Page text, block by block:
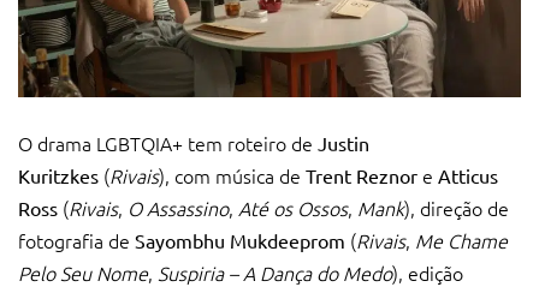
O drama LGBTQIA+ tem roteiro de Justin
Kuritzkes (Rivais), com música de Trent Reznor e Atticus
Ross (Rivais, O Assassino, Até os Ossos, Mank), direção de
fotografia de Sayombhu Mukdeeprom (Rivais, Me Chame
Pelo Seu Nome, Suspiria – A Dança do Medo), edição